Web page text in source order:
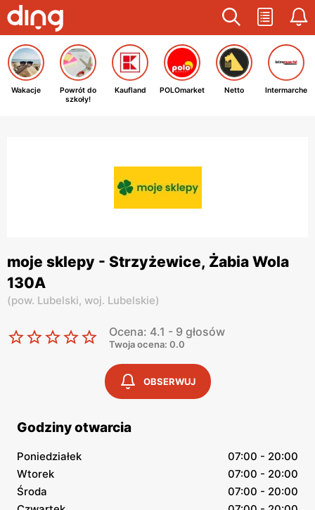
Wakacje
Powrót do
szkoły!
Kaufland POLOmarket Netto Intermarche
moje sklepy - Strzyżewice, Żabia Wola
130A
(pow. Lubelski, woj. Lubelskie)
Ocena: 4.1 - 9 głosów
Twoja ocena: 0.0
OBSERWUJ
Godziny otwarcia
Poniedziałek
07:00 - 20:00
Wtorek
07:00 - 20:00
Środa
07:00 - 20:00